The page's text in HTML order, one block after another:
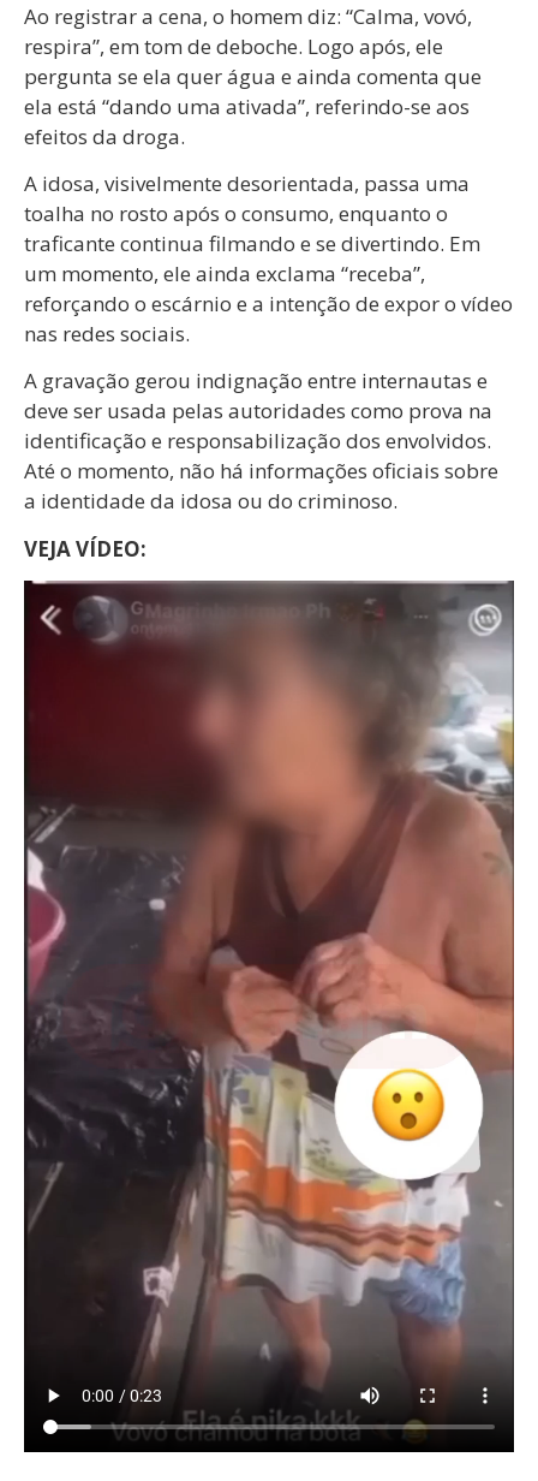
Ao registrar a cena, o homem diz: “Calma, vovó,
respira”, em tom de deboche. Logo após, ele
pergunta se ela quer água e ainda comenta que
ela está “dando uma ativada”, referindo-se aos
efeitos da droga.
A idosa, visivelmente desorientada, passa uma
toalha no rosto após o consumo, enquanto o
traficante continua filmando e se divertindo. Em
um momento, ele ainda exclama “receba”,
reforçando o escárnio e a intenção de expor o vídeo
nas redes sociais.
A gravação gerou indignação entre internautas e
deve ser usada pelas autoridades como prova na
identificação e responsabilização dos envolvidos.
Até o momento, não há informações oficiais sobre
a identidade da idosa ou do criminoso.
VEJA VÍDEO: